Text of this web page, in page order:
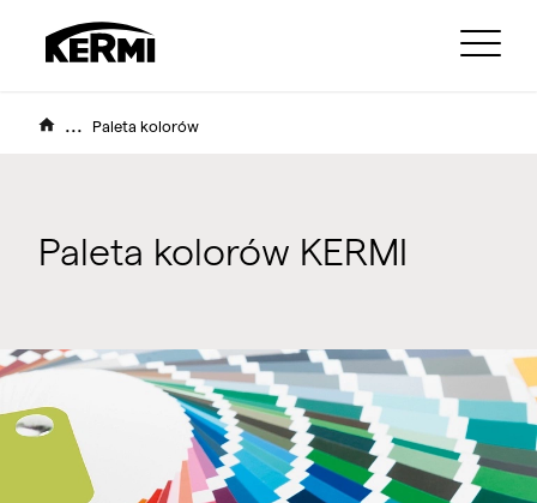
... Paleta kolorów
Paleta kolorów KERMI